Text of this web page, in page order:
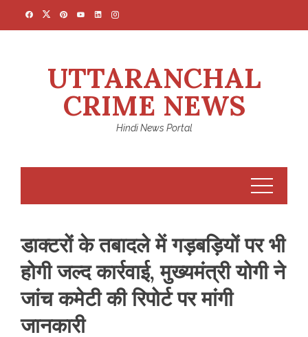
UTTARANCHAL
CRIME NEWS
Hindi News Portal
डाक्टरों के तबादले में गड़बड़‍ियों पर भी
होगी जल्द कार्रवाई, मुख्‍यमंत्री योगी ने
जांच कमेटी की रिपोर्ट पर मांगी
जानकारी